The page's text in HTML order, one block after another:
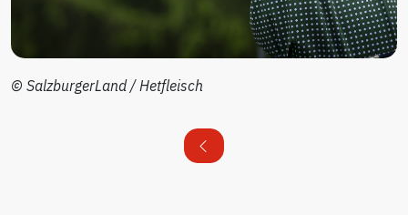
© SalzburgerLand / Hetfleisch